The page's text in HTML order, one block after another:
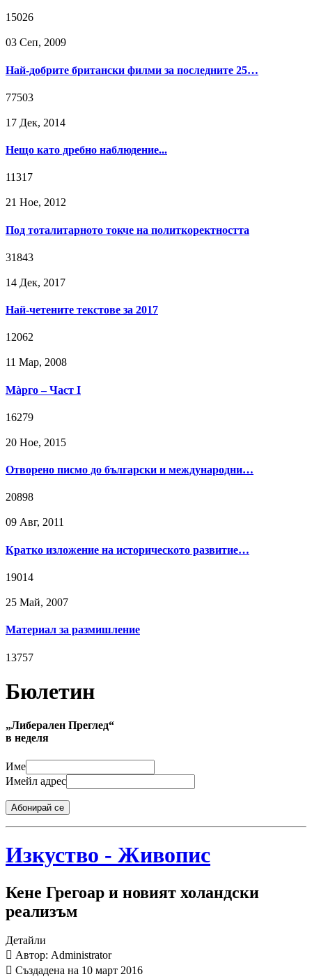
15026
03 Сeп, 2009
Най-добрите британски филми за последните 25…
77503
17 Дек, 2014
Нещо като дребно наблюдение...
11317
21 Ное, 2012
Под тоталитарното токче на политкоректността
31843
14 Дек, 2017
Най-четените текстове за 2017
12062
11 Мар, 2008
Мàрго – Част I
16279
20 Ное, 2015
Отворено писмо до български и международни…
20898
09 Авг, 2011
Кратко изложение на историческото развитие…
19014
25 Май, 2007
Материал за размишление
13757
Бюлетин
„Либерален Преглед“
в неделя
Име
Имейл адрес
Абонирай се
Изкуство - Живопис
Кене Грегоар и новият холандски
реализъм
Детайли
Автор: Administrator
Създадена на 10 март 2016